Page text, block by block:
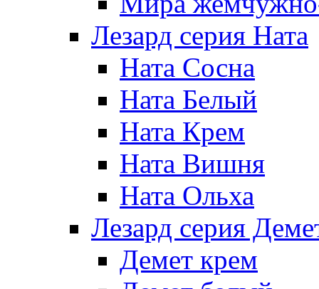
Лезард серия Ната
Ната Сосна
Ната Белый
Ната Крем
Ната Вишня
Ната Ольха
Лезард серия
Демет крем